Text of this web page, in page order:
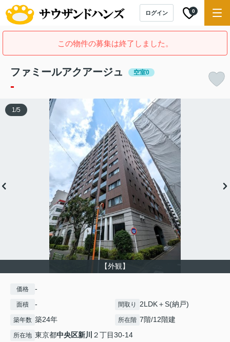
ログイン 0
この物件の募集は終了しました。
ファミールアクアージュ 空室0
-
【外観】
1/5
価格 -
面積 - 間取り 2LDK＋S(納戸)
築年数 築24年 所在階 7階/12階建
所在地 東京都中央区新川 ２丁目30-14